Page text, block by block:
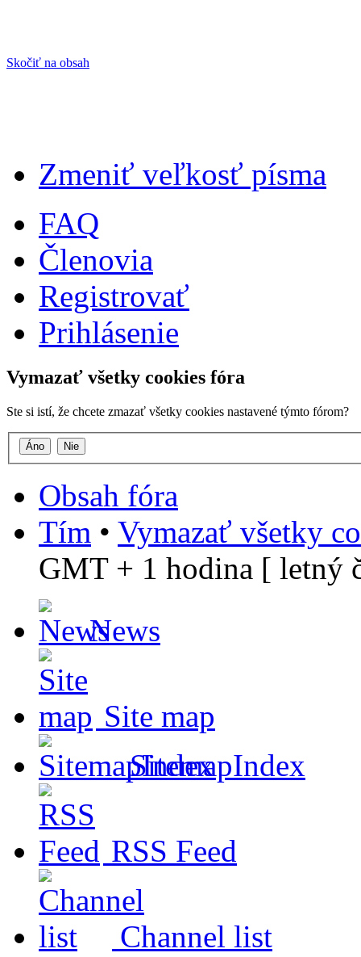
Skočiť na obsah
Zmeniť veľkosť písma
FAQ
Členovia
Registrovať
Prihlásenie
Vymazať všetky cookies fóra
Ste si istí, že chcete zmazať všetky cookies nastavené týmto fórom?
Obsah fóra
Tím • Vymazať všetky
GMT + 1 hodina [ letný
News
Site map
SitemapIndex
RSS Feed
Channel list